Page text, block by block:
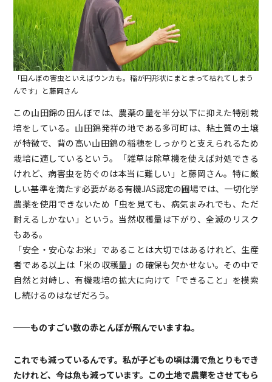
「田んぼの害虫といえばウンカも。稲が円形状にまとまって枯れてしまう
んです」と藤岡さん
この山田錦の田んぼでは、農薬の量を半分以下に抑えた特別栽
培をしている。山田錦発祥の地である多可町は、粘土質の土壌
が特徴で、背の高い山田錦の稲穂をしっかりと支えられるため
栽培に適しているという。「雑草は除草機を使えば対処できる
けれど、病害虫を防ぐのは本当に難しい」と藤岡さん。特に厳
しい基準を満たす必要がある有機JAS認定の圃場では、一切化学
農薬を使用できないため「虫を見ても、病気まみれでも、ただ
耐えるしかない」という。当然収穫量は下がり、全滅のリスク
もある。
「安全・安心なお米」であることは大切ではあるけれど、生産
者である以上は「米の収穫量」の確保も欠かせない。その中で
自然と対峙し、有機栽培の拡大に向けて「できること」を模索
し続けるのはなぜだろう。
──ものすごい数の赤とんぼが飛んでいますね。
これでも減っているんです。私が子どもの頃は溝で魚とりもでき
たけれど、今は魚も減っています。この土地で農業をさせてもら